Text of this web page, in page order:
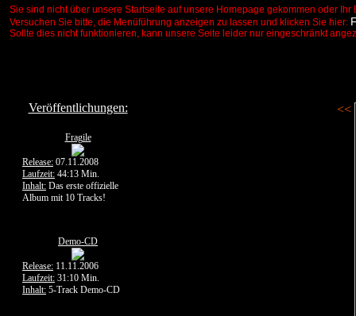
Sie sind nicht über unsere Startseite auf unsere Homepage gekommen oder
Versuchen Sie bitte, die Menüführung anzeigen zu lassen und klicken Sie hier:
Sollte dies nicht funktionieren, kann unsere Seite leider nur eingeschränkt
Veröffentlichungen:
Fragile
Release: 07.11.2008
Laufzeit: 44:13 Min.
Inhalt: Das erste offizielle
Album mit 10 Tracks!
Demo-CD
Release: 11.11.2006
Laufzeit: 31:10 Min.
Inhalt: 5-Track Demo-CD
<<